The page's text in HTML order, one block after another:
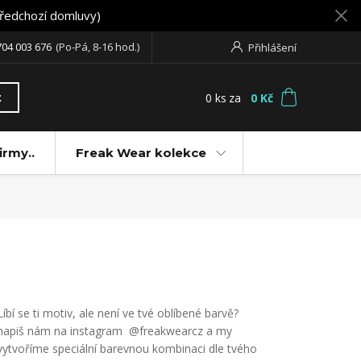
domluvy)
Přihlášení
003 676 (Po-Pá, 8-16 hod.)
0 ks za 0 Kč
Freak Wear kolekce
se ti motiv, ale není ve tvé oblíbené barvě?
nám na instagram @freakwearcz a my
speciální barevnou kombinaci dle tvého